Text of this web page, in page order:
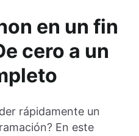
en un fin
cero a un
rápidamente un
En este